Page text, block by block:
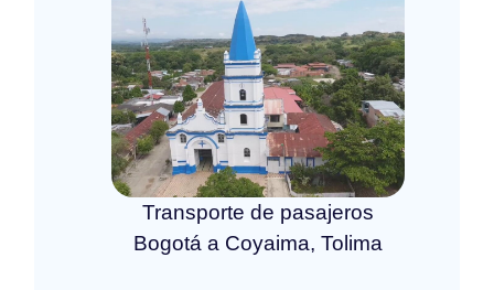
Transporte de pasajeros
Bogotá a Coyaima, Tolima